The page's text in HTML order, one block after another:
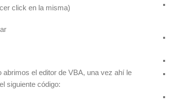
click en la misma)
el editor de VBA, una vez ahí le
siguiente código: